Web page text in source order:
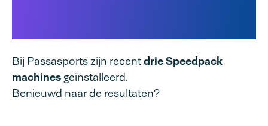
Bij Passasports zijn recentdrie Speedpack
machinesgeïnstalleerd.
Benieuwd naar de resultaten?